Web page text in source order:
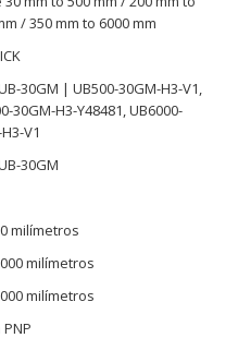
/ 350 mm to 6000 mm
30GM | UB500-30GM-H3-V1,
30GM-H3-Y48481, UB6000-
V1
30GM
milímetros
milímetros
milímetros